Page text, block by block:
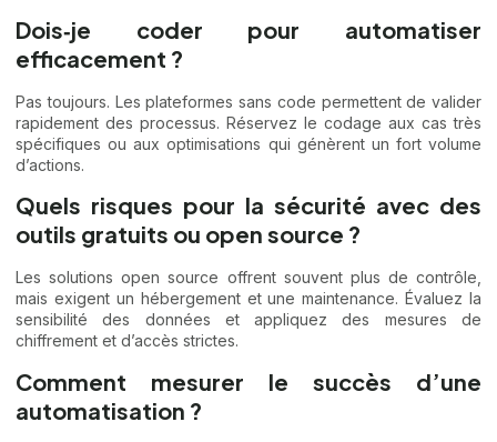
Dois‑je coder pour automatiser
efficacement ?
Pas toujours. Les plateformes sans code permettent de valider
rapidement des processus. Réservez le codage aux cas très
spécifiques ou aux optimisations qui génèrent un fort volume
d’actions.
Quels risques pour la sécurité avec des
outils gratuits ou open source ?
Les solutions open source offrent souvent plus de contrôle,
mais exigent un hébergement et une maintenance. Évaluez la
sensibilité des données et appliquez des mesures de
chiffrement et d’accès strictes.
Comment mesurer le succès d’une
automatisation ?